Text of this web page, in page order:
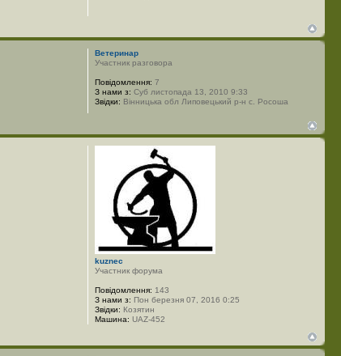
Ветеринар
Участник разговора
Повідомлення: 7
З нами з: Суб листопада 13, 2010 9:33
Звідки: Вінницька обл Липовецький р-н с. Росоша
kuznec
Участник форума
Повідомлення: 143
З нами з: Пон березня 07, 2016 0:25
Звідки: Козятин
Машина: UAZ-452